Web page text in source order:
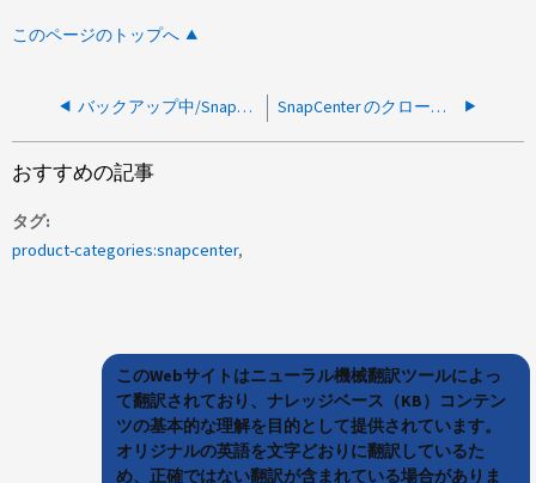
このページのトップへ
バックアップ中/SnapCenterリポジトリのダンプ後にストレージのSnapshotを作成する理由 SnapCenter のクローンまたはリストア時に igroup は作成されますか？
おすすめの記事
タグ
product-categories:snapcenter
このWebサイトはニューラル機械翻訳ツールによっ
て翻訳されており、ナレッジベース（KB）コンテン
ツの基本的な理解を目的として提供されています。
オリジナルの英語を文字どおりに翻訳しているた
め、正確ではない翻訳が含まれている場合がありま